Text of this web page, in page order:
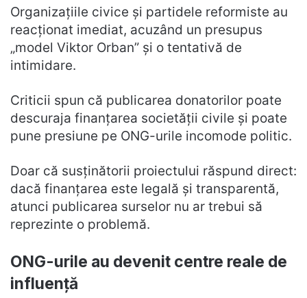
Organizațiile civice și partidele reformiste au
reacționat imediat, acuzând un presupus
„model Viktor Orban” și o tentativă de
intimidare.
Criticii spun că publicarea donatorilor poate
descuraja finanțarea societății civile și poate
pune presiune pe ONG-urile incomode politic.
Doar că susținătorii proiectului răspund direct:
dacă finanțarea este legală și transparentă,
atunci publicarea surselor nu ar trebui să
reprezinte o problemă.
ONG-urile au devenit centre reale de
influență